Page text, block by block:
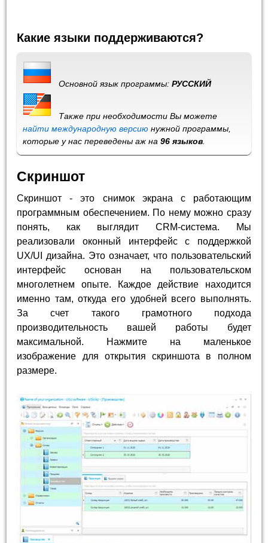
Какие языки поддерживаются?
Основной язык программы:РУССКИЙ
Также при необходимости Вы можете
найти международную версию нужной программы,
которые у нас переведены аж на96 языков
Скриншот
Скриншот - это снимок экрана с работающим
программным обеспечением. По нему можно сразу
понять, как выглядит CRM-система. Мы
реализовали оконный интерфейс с поддержкой
UX/UI дизайна. Это означает, что пользовательский
интерфейс основан на пользовательском
многолетнем опыте. Каждое действие находится
именно там, откуда его удобней всего выполнять.
За счет такого грамотного подхода
производительность вашей работы будет
максимальной. Нажмите на маленькое
изображение для открытия скриншота в полном
размере.